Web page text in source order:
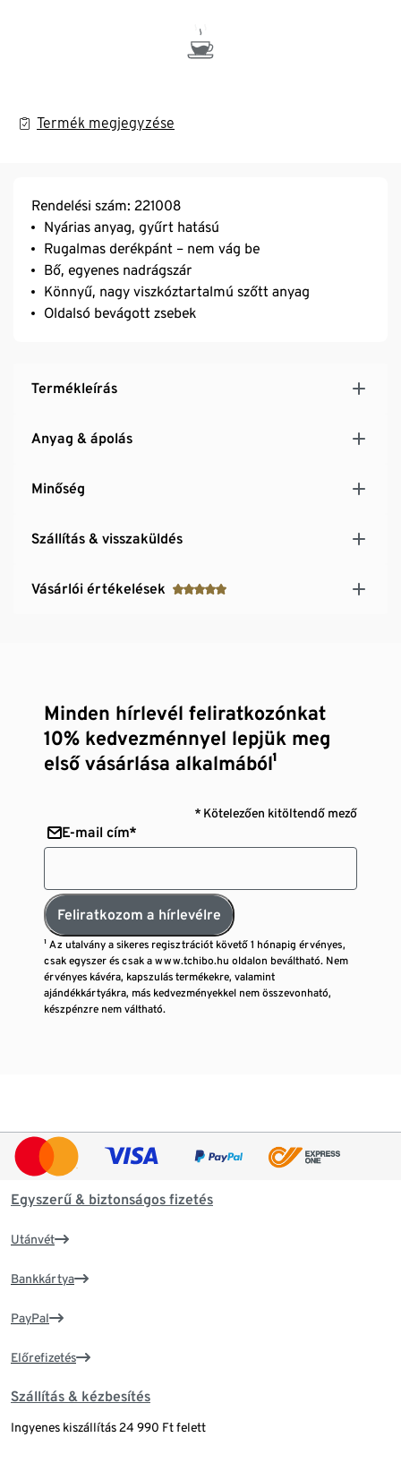
Termék megjegyzése
Rendelési szám: 221008
Nyárias anyag, gyűrt hatású
Rugalmas derékpánt – nem vág be
Bő, egyenes nadrágszár
Könnyű, nagy viszkóztartalmú szőtt anyag
Oldalsó bevágott zsebek
Termékleírás
Anyag & ápolás
Minőség
Szállítás & visszaküldés
Vásárlói értékelések
Minden hírlevél feliratkozónkat
10% kedvezménnyel lepjük meg
első vásárlása alkalmából¹
* Kötelezően kitöltendő mező
E-mail cím*
Feliratkozom a hírlevélre
¹ Az utalvány a sikeres regisztrációt követő 1 hónapig érvényes,
csak egyszer és csak a www.tchibo.hu oldalon beváltható. Nem
érvényes kávéra, kapszulás termékekre, valamint
ajándékkártyákra, más kedvezményekkel nem összevonható,
készpénzre nem váltható.
Egyszerű & biztonságos fizetés
Utánvét
Bankkártya
PayPal
Előrefizetés
Szállítás & kézbesítés
Ingyenes kiszállítás 24 990 Ft felett